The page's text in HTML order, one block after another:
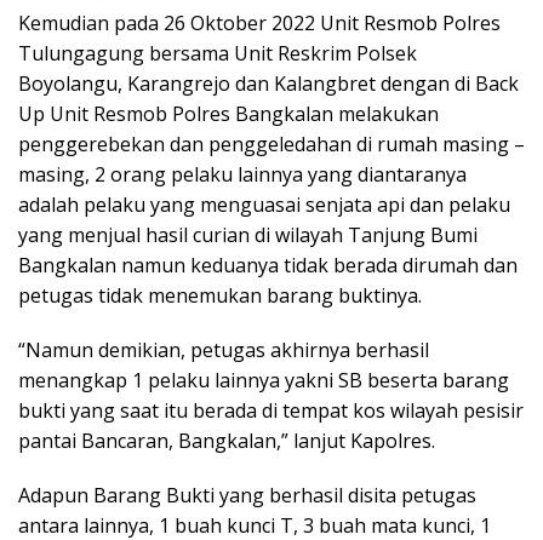
Kemudian pada 26 Oktober 2022 Unit Resmob Polres
Tulungagung bersama Unit Reskrim Polsek
Boyolangu, Karangrejo dan Kalangbret dengan di Back
Up Unit Resmob Polres Bangkalan melakukan
penggerebekan dan penggeledahan di rumah masing –
masing, 2 orang pelaku lainnya yang diantaranya
adalah pelaku yang menguasai senjata api dan pelaku
yang menjual hasil curian di wilayah Tanjung Bumi
Bangkalan namun keduanya tidak berada dirumah dan
petugas tidak menemukan barang buktinya.
“Namun demikian, petugas akhirnya berhasil
menangkap 1 pelaku lainnya yakni SB beserta barang
bukti yang saat itu berada di tempat kos wilayah pesisir
pantai Bancaran, Bangkalan,” lanjut Kapolres.
Adapun Barang Bukti yang berhasil disita petugas
antara lainnya, 1 buah kunci T, 3 buah mata kunci, 1